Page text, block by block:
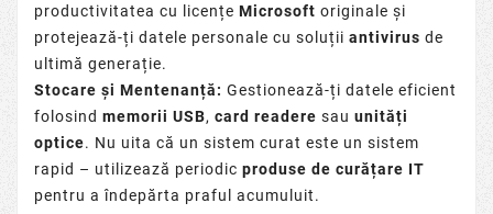
productivitatea cu licențe Microsoft originale și
protejează-ți datele personale cu soluții antivirus de
ultimă generație.
Stocare și Mentenanță: Gestionează-ți datele eficient
folosind memorii USB, card readere sau unități
optice. Nu uita că un sistem curat este un sistem
rapid – utilizează periodic produse de curățare IT
pentru a îndepărta praful acumuluit.